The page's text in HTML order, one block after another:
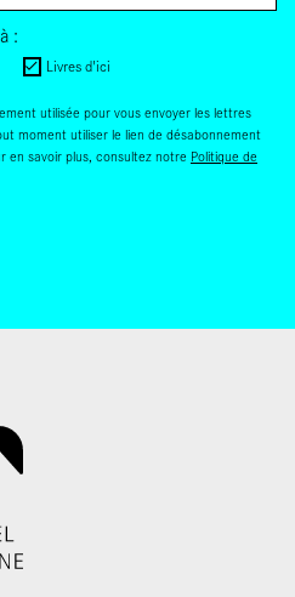
:
Livres d'ici
utilisée pour vous envoyer les lettres
moment utiliser le lien de désabonnement
en savoir plus, consultez notre Politique de